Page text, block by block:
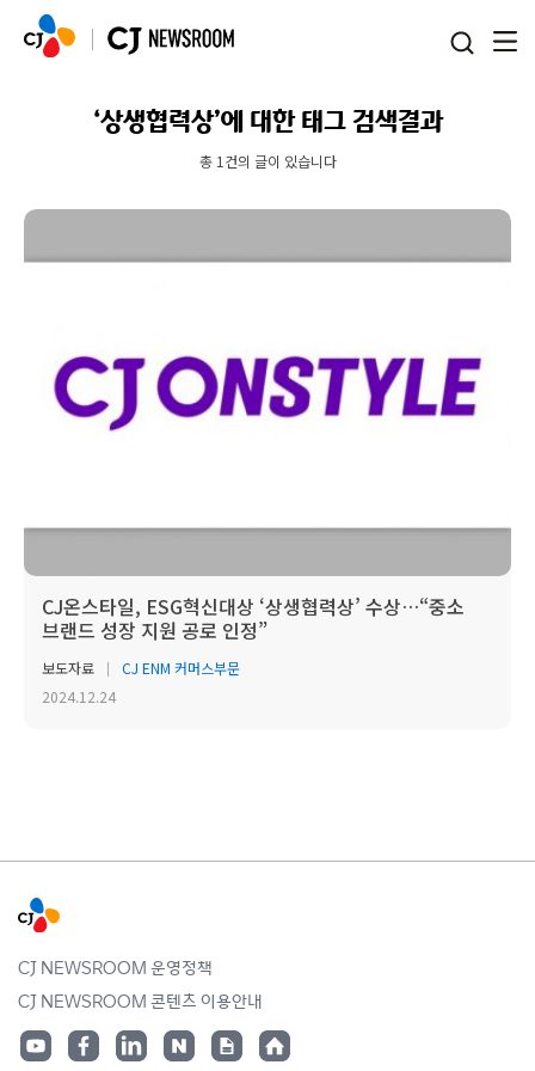
‘상생협력상’에 대한 태그 검색결과
총 1건의 글이 있습니다
CJ온스타일, ESG혁신대상 ‘상생협력상’ 수상…“중소
브랜드 성장 지원 공로 인정”
보도자료
CJ ENM 커머스부문
2024.12.24
CJ NEWSROOM 운영정책
CJ NEWSROOM 콘텐츠 이용안내